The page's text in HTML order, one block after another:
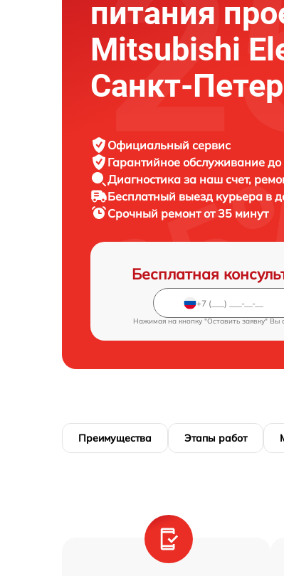
питания
Mitsubishi
Санкт-
Официальный сервис
Гарантийное обслуживание до
Диагностика за наш счет,
Бесплатный выезд курьера в
Срочный ремонтот 35 минут
Бесплатная
Нажимая на кнопку "Оставить заявку" Вы
Преимущества Этапы работ